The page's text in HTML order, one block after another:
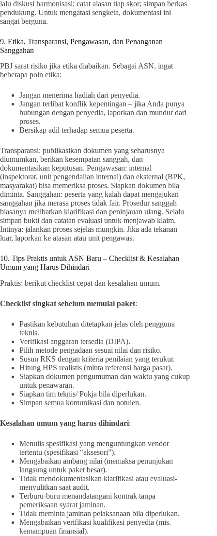
lalu diskusi harmonisasi; catat alasan tiap skor; simpan berkas
pendukung. Untuk mengatasi sengketa, dokumentasi ini
sangat berguna.
9. Etika, Transparansi, Pengawasan, dan Penanganan
Sanggahan
PBJ sarat risiko jika etika diabaikan. Sebagai ASN, ingat
beberapa poin etika:
Jangan menerima hadiah dari penyedia.
Jangan terlibat konflik kepentingan – jika Anda punya
hubungan dengan penyedia, laporkan dan mundur dari
proses.
Bersikap adil terhadap semua peserta.
Transparansi: publikasikan dokumen yang seharusnya
diumumkan, berikan kesempatan sanggah, dan
dokumentasikan keputusan. Pengawasan: internal
(inspektorat, unit pengendalian internal) dan eksternal (BPK,
masyarakat) bisa memeriksa proses. Siapkan dokumen bila
diminta. Sanggahan: peserta yang kalah dapat mengajukan
sanggahan jika merasa proses tidak fair. Prosedur sanggah
biasanya melibatkan klarifikasi dan peninjauan ulang. Selalu
simpan bukti dan catatan evaluasi untuk menjawab klaim.
Intinya: jalankan proses sejelas mungkin. Jika ada tekanan
luar, laporkan ke atasan atau unit pengawas.
10. Tips Praktis untuk ASN Baru – Checklist & Kesalahan
Umum yang Harus Dihindari
Praktis: berikut checklist cepat dan kesalahan umum.
Checklist singkat sebelum memulai paket:
Pastikan kebutuhan ditetapkan jelas oleh pengguna
teknis.
Verifikasi anggaran tersedia (DIPA).
Pilih metode pengadaan sesuai nilai dan risiko.
Susun RKS dengan kriteria penilaian yang terukur.
Hitung HPS realistis (minta referensi harga pasar).
Siapkan dokumen pengumuman dan waktu yang cukup
untuk penawaran.
Siapkan tim teknis/ Pokja bila diperlukan.
Simpan semua komunikasi dan notulen.
Kesalahan umum yang harus dihindari:
Menulis spesifikasi yang menguntungkan vendor
tertentu (spesifikasi “aksesori”).
Mengabaikan ambang nilai (memaksa penunjukan
langsung untuk paket besar).
Tidak mendokumentasikan klarifikasi atau evaluasi-
menyulitkan saat audit.
Terburu-buru menandatangani kontrak tanpa
pemeriksaan syarat jaminan.
Tidak meminta jaminan pelaksanaan bila diperlukan.
Mengabaikan verifikasi kualifikasi penyedia (mis.
kemampuan finansial).